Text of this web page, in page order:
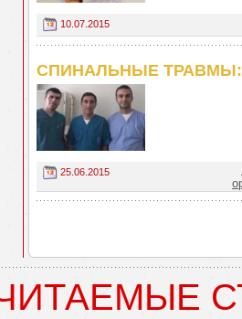
10.07.2015
СПИНАЛЬНЫЕ ТРАВМЫ:
25.06.2015